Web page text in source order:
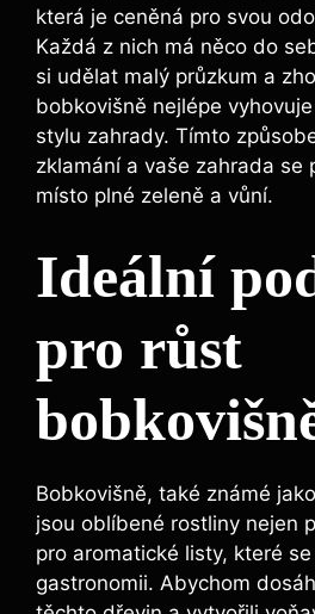
která je ceněná pro svou
Každá z nich má něco do
si udělat malý průzkum a
bobkovišně nejlépe
stylu zahrady. Tímto
zklamání a vaše zahrada se
místo plné zeleně a vůní.
Ideální
pro růst
Bobkovišně, také známé jako
jsou oblíbené rostliny nejen
pro aromatické listy, které
gastronomii. Abychom